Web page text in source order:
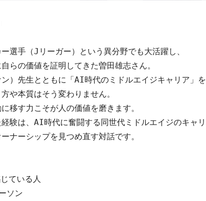
選手（Jリーガー）という異分野でも大活躍し、
らの価値を証明してきた曽田雄志さん。
）先生とともに「AI時代のミドルエイジキャリア」
や本質はそう変わりません。
移す力こそが人の価値を磨きます。
験は、AI時代に奮闘する同世代ミドルエイジのキャ
ナーシップを見つめ直す対話です。
ている人
ソン